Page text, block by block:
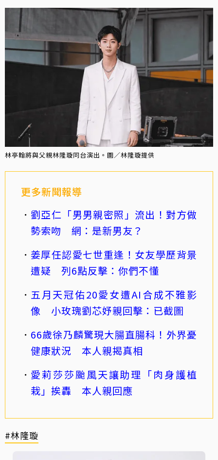
林亭翰將與父親林隆璇同台演出。圖／林隆璇提供
更多新聞報導
劉亞仁「男男親密照」流出！對方做
勢索吻 網：是新男友？
姜厚任認愛七世重逢！女友學歷背景
遭疑 列6點反擊：你們不懂
五月天冠佑20愛女遭AI合成不雅影
像 小玫瑰劉芯妤親回擊：已截圖
66歲徐乃麟驚現大腸直腸科！外界憂
健康狀況 本人親揭真相
愛莉莎莎颱風天讓助理「肉身護植
栽」挨轟 本人親回應
#林隆璇